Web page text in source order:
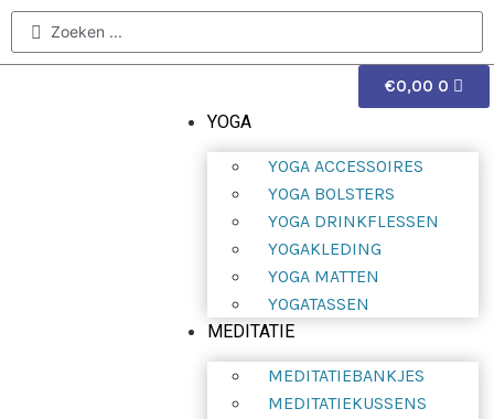
€0,00 0
YOGA
YOGA ACCESSOIRES
YOGA BOLSTERS
YOGA DRINKFLESSEN
YOGAKLEDING
YOGA MATTEN
YOGATASSEN
MEDITATIE
MEDITATIEBANKJES
MEDITATIEKUSSENS